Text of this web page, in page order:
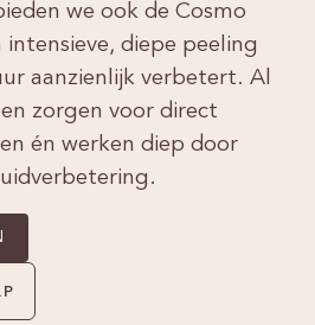
we ook de Cosmo
diepe peeling
aanzienlijk verbetert. Al
zorgen voor direct
én werken diep door